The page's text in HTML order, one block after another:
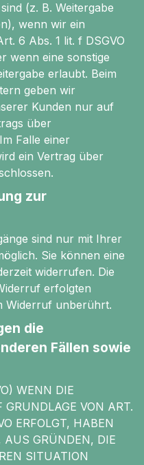
(z. B. Weitergabe
wenn wir ein
6 Abs. 1 lit. f DSGVO
wenn eine sonstige
erlaubt. Beim
geben wir
Kunden nur auf
über
Falle einer
ein Vertrag über
zur
sind nur mit Ihrer
Sie können eine
widerrufen. Die
erfolgten
Widerruf unberührt.
die
Fällen sowie
WENN DIE
VON ART.
ERFOLGT, HABEN
AUS GRÜNDEN, DIE
SITUATION